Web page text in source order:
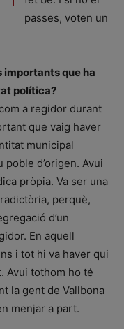
passes, voten un
importants que ha
política?
a regidor durant
que vaig haver
municipal
d’origen. Avui
pròpia. Va ser una
perquè,
d’un
En aquell
i tot hi va haver qui
Avui tothom ho té
la gent de Vallbona
menjar a part.